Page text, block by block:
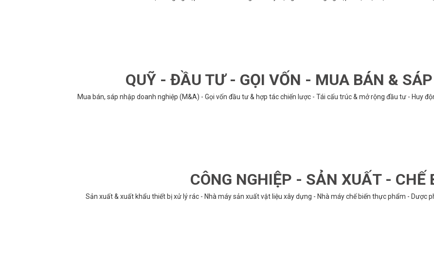
QUỸ - ĐẦU TƯ - GỌI VỐN - MUA BÁN &
Mua bán, sáp nhập doanh nghiệp (M&A) - Gọi vốn đầu tư & hợp tác chiến lược - Tái cấu trúc & mở rộng đầu tư - Huy
CÔNG NGHIỆP - SẢN XUẤT - CHẾ
Sản xuất & xuất khẩu thiết bị xử lý rác - Nhà máy sản xuất vật liệu xây dựng - Nhà máy chế biến thực phẩm - Dược